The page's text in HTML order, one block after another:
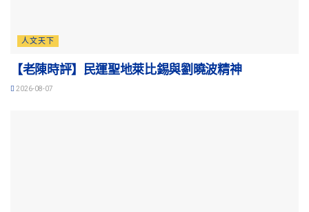
人文天下
【老陳時評】民運聖地萊比錫與劉曉波精神
2026-08-07